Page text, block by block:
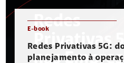
E-book
Redes Privativas 5G:
planejamento à